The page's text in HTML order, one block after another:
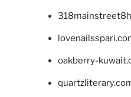
oakberry-